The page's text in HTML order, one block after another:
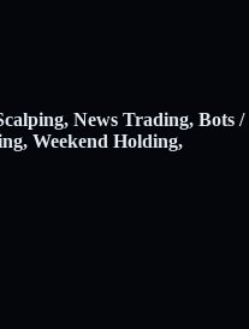
News Trading, Bots /
Weekend Holding,